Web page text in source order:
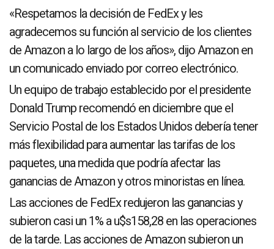
«Respetamos la decisión de FedEx y les
agradecemos su función al servicio de los clientes
de Amazon a lo largo de los años», dijo Amazon en
un comunicado enviado por correo electrónico.
Un equipo de trabajo establecido por el presidente
Donald Trump recomendó en diciembre que el
Servicio Postal de los Estados Unidos debería tener
más flexibilidad para aumentar las tarifas de los
paquetes, una medida que podría afectar las
ganancias de Amazon y otros minoristas en línea.
Las acciones de FedEx redujeron las ganancias y
subieron casi un 1% a u$s158,28 en las operaciones
de la tarde. Las acciones de Amazon subieron un